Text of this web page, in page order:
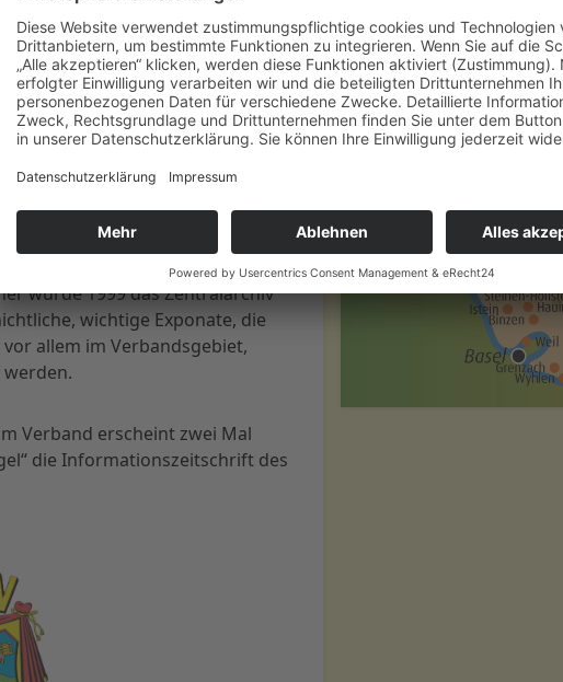
Fasnacht begeistert.
Narrenzünfte stellen aus Ihren
Vorstandsmitglieder des
immer sachkundige
unterstützen
im Verbandsgebiet auch Fasnet
Narrenschau in Kenzingen,
wurde 1999 das Zentralarchiv
wichtige Exponate, die
allem im Verbandsgebiet,
Verband erscheint zwei Mal
die Informationszeitschrift des